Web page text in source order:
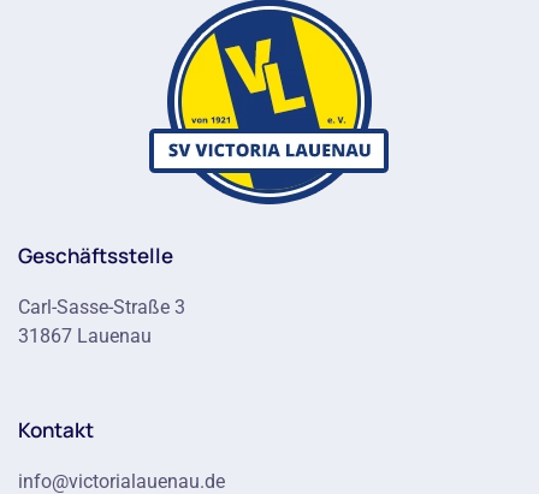
Geschäftsstelle
Carl-Sasse-Straße 3
31867 Lauenau
Kontakt
info@victorialauenau.de